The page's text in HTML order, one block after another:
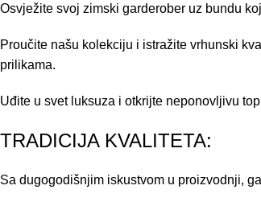
Osvježite svoj zimski garderober uz bundu
Proučite našu kolekciju i istražite vrhunski
prilikama.
Uđite u svet luksuza i otkrijte neponovljivu
TRADICIJA KVALITETA:
Sa dugogodišnjim iskustvom u proizvodnji,